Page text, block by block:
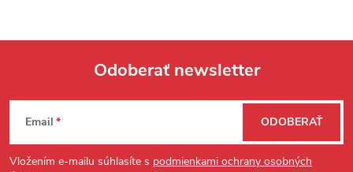
Zápätie
Odoberať newsletter
Email
Vložením e-mailu súhlasíte s podmienkami ochrany osobných
ODOBERAŤ